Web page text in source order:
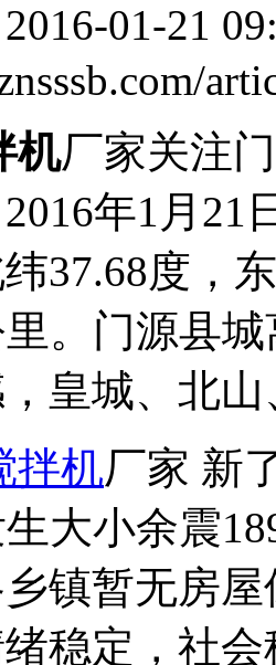
01-21
机厂家关注
年1月21
37.68度，
。门源县
皇城、北
拌机厂家 新
大小余震
镇暂无房
稳定，社